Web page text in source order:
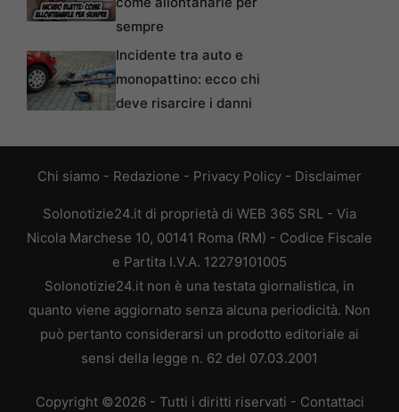
sempre
Incidente tra auto e
monopattino: ecco chi
deve risarcire i danni
Chi siamo - Redazione - Privacy Policy - Disclaimer
Solonotizie24.it di proprietà di WEB 365 SRL - Via
Nicola Marchese 10, 00141 Roma (RM) - Codice Fiscale
e Partita I.V.A. 12279101005
Solonotizie24.it non è una testata giornalistica, in
quanto viene aggiornato senza alcuna periodicità. Non
può pertanto considerarsi un prodotto editoriale ai
sensi della legge n. 62 del 07.03.2001
Copyright ©2026 - Tutti i diritti riservati - Contattaci